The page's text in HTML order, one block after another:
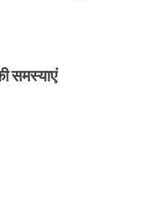
समस्याएं